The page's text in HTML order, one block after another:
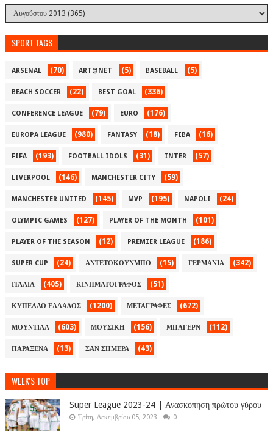
SPORT TAGS
ARSENAL (70) ART@NET (5) BASEBALL (5)
BEACH SOCCER (22) BEST GOAL (336)
CONFERENCE LEAGUE (79) EURO (176)
EUROPA LEAGUE (980) FANTASY (18) FIBA (16)
FIFA (193) FOOTBALL IDOLS (31) INTER (57)
LIVERPOOL (146) MANCHESTER CITY (59)
MANCHESTER UNITED (145) MVP (195) NAPOLI (24)
OLYMPIC GAMES (127) PLAYER OF THE MONTH (101)
PLAYER OF THE SEASON (12) PREMIER LEAGUE (186)
SUPER CUP (24) ΑΝΤΕΤΟΚΟΥΝΜΠΟ (15) ΓΕΡΜΑΝΙΑ (342)
ΙΤΑΛΙΑ (405) ΚΙΝΗΜΑΤΟΓΡΑΦΟΣ (51)
ΚΥΠΕΛΛΟ ΕΛΛΑΔΟΣ (1200) ΜΕΤΑΓΡΑΦΕΣ (672)
ΜΟΥΝΤΙΑΛ (603) ΜΟΥΣΙΚΗ (156) ΜΠΑΓΕΡΝ (112)
ΠΑΡΑΞΕΝΑ (13) ΣΑΝ ΣΗΜΕΡΑ (43)
WEEK'S TOP
Super League 2023-24 | Ανασκόπηση πρώτου γύρου
Τρίτη, Δεκεμβρίου 05, 2023 0